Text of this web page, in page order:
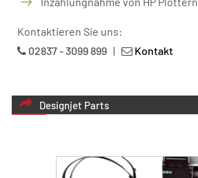
Kontaktieren Sie uns:
02837 - 3099 899 | Kontakt
Designjet Parts